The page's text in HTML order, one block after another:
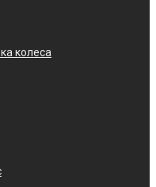
колеса